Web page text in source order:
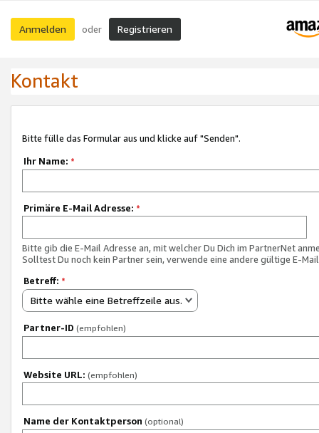
Anmelden oder Registrieren
Kontakt
Bitte fülle das Formular aus und klicke auf "Senden".
Ihr Name: *
Primäre E-Mail Adresse: *
Bitte gib die E-Mail Adresse an, mit welcher Du Dich im PartnerNet
Solltest Du noch kein Partner sein, verwende eine andere gültige E-
Betreff: *
Bitte wähle eine Betreffzeile aus.
Partner-ID (empfohlen)
Website URL: (empfohlen)
Name der Kontaktperson (optional)